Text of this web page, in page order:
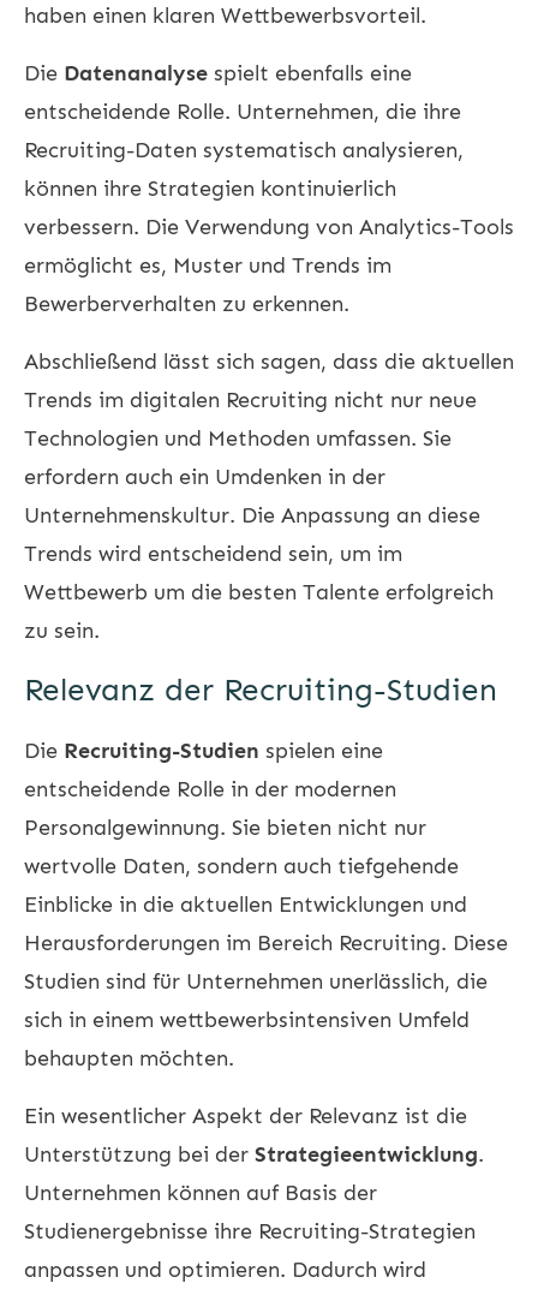
haben einen klaren Wettbewerbsvorteil.
Die Datenanalyse spielt ebenfalls eine
entscheidende Rolle. Unternehmen, die ihre
Recruiting-Daten systematisch analysieren,
können ihre Strategien kontinuierlich
verbessern. Die Verwendung von Analytics-Tools
ermöglicht es, Muster und Trends im
Bewerberverhalten zu erkennen.
Abschließend lässt sich sagen, dass die aktuellen
Trends im digitalen Recruiting nicht nur neue
Technologien und Methoden umfassen. Sie
erfordern auch ein Umdenken in der
Unternehmenskultur. Die Anpassung an diese
Trends wird entscheidend sein, um im
Wettbewerb um die besten Talente erfolgreich
zu sein.
Relevanz der Recruiting-Studien
Die Recruiting-Studien spielen eine
entscheidende Rolle in der modernen
Personalgewinnung. Sie bieten nicht nur
wertvolle Daten, sondern auch tiefgehende
Einblicke in die aktuellen Entwicklungen und
Herausforderungen im Bereich Recruiting. Diese
Studien sind für Unternehmen unerlässlich, die
sich in einem wettbewerbsintensiven Umfeld
behaupten möchten.
Ein wesentlicher Aspekt der Relevanz ist die
Unterstützung bei der Strategieentwicklung.
Unternehmen können auf Basis der
Studienergebnisse ihre Recruiting-Strategien
anpassen und optimieren. Dadurch wird